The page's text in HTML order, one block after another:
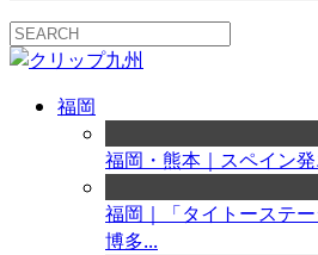
福岡
福岡・熊本｜スペイン
福岡｜「タイトーステ
博多...